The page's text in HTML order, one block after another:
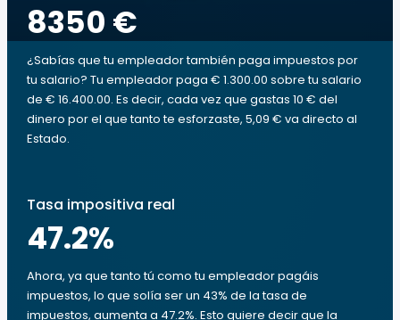
8350 €
¿Sabías que tu empleador también paga impuestos por
tu salario? Tu empleador paga € 1.300.00 sobre tu salario
de € 16.400.00. Es decir, cada vez que gastas 10 € del
dinero por el que tanto te esforzaste, 5,09 € va directo al
Estado.
Tasa impositiva real
47.2%
Ahora, ya que tanto tú como tu empleador pagáis
impuestos, lo que solía ser un 43% de la tasa de
impuestos, aumenta a 47.2%. Esto quiere decir que la